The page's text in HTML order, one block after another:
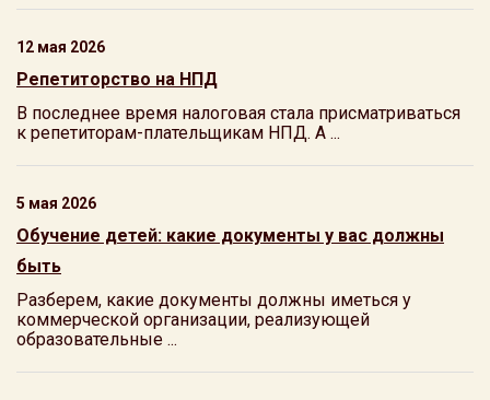
12 мая 2026
Репетиторство на НПД
В последнее время налоговая стала присматриваться
к репетиторам-плательщикам НПД. А ...
5 мая 2026
Обучение детей: какие документы у вас должны
быть
Разберем, какие документы должны иметься у
коммерческой организации, реализующей
образовательные ...